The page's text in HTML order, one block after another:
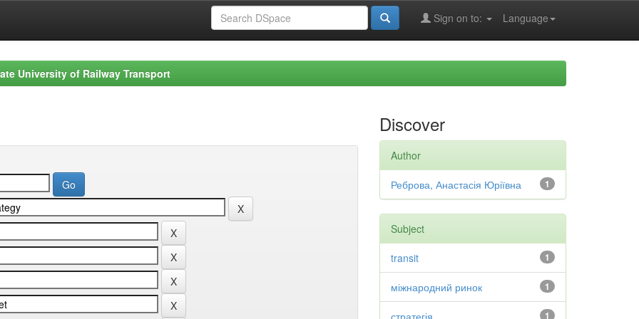
Language
Sign on to:
University of Railway Transport
Discover
Author
1
Реброва, Анастасія Юріївна
Subject
1
transit
1
міжнародний ринок
1
стратегія